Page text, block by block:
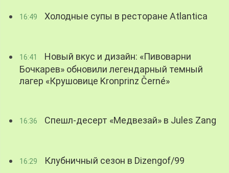
16:49 Холодные супы в ресторане Atlantica
16:41
Новый вкус и дизайн: «Пивоварни
Бочкарев» обновили легендарный темный
лагер «Крушовице Kronprinz Černé»
16:36 Спешл-десерт «Медвезай» в Jules Zang
16:29 Клубничный сезон в Dizengof/99